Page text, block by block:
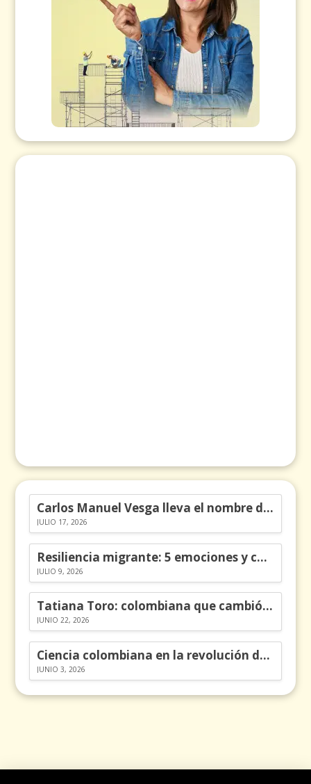
Carlos Manuel Vesga lleva el nombre de Colombia a los Emmy
JULIO 17, 2026
Resiliencia migrante: 5 emociones y cómo gestionarlas
JULIO 9, 2026
Tatiana Toro: colombiana que cambió la historia de las matemáticas
JUNIO 22, 2026
Ciencia colombiana en la revolución de los órganos en chips
JUNIO 3, 2026